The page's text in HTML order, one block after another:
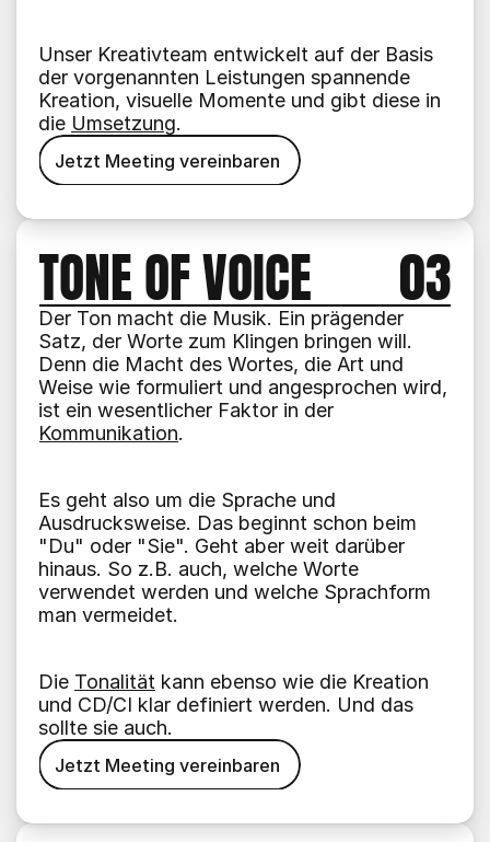
Unser Kreativteam entwickelt auf der Basis
der vorgenannten Leistungen spannende
Kreation, visuelle Momente und gibt diese in
die Umsetzung.
Jetzt Meeting vereinbaren
TONE OF VOICE 03
Der Ton macht die Musik. Ein prägender
Satz, der Worte zum Klingen bringen will.
Denn die Macht des Wortes, die Art und
Weise wie formuliert und angesprochen wird,
Kommunikation.
Es geht also um die Sprache und
Ausdrucksweise. Das beginnt schon beim
"Du" oder "Sie". Geht aber weit darüber
hinaus. So z.B. auch, welche Worte
verwendet werden und welche Sprachform
man vermeidet.
Die Tonalität kann ebenso wie die Kreation
und CD/CI klar definiert werden. Und das
sollte sie auch.
Jetzt Meeting vereinbaren